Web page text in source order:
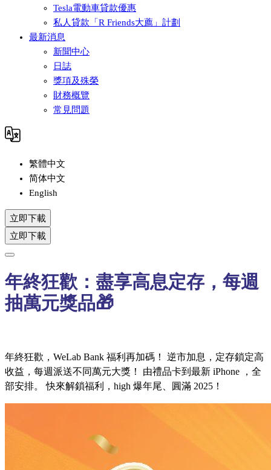
Tesla電動車貸款優惠
私人貸款「R Friends大薦」計劃
最新消息
新聞中心
日誌
獎項及殊榮
財務概覽
常見問題
繁體中文
简体中文
English
立即下載
立即下載
年終狂歡：盡享高息定存，每週
抽萬元獎品🎁
年終狂歡，WeLab Bank 福利再加碼！ 逆市加息，定存鎖定高
收益，每週派送不同萬元大獎！ 由禮品卡到最新 iPhone ，全
部安排。 快來解鎖福利，high 爆年尾、圓滿 2025！